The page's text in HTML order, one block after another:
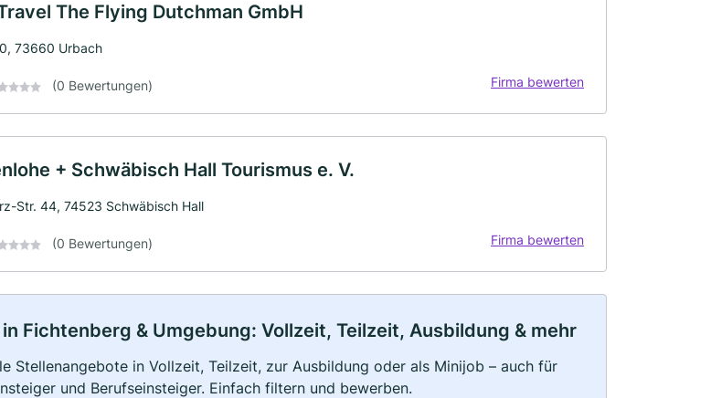
The Flying Dutchman GmbH
73660 Urbach
(0 Bewertungen) Firma bewerten
+ Schwäbisch Hall Tourismus e. V.
Str. 44, 74523 Schwäbisch Hall
(0 Bewertungen) Firma bewerten
Fichtenberg & Umgebung: Vollzeit, Teilzeit, Ausbildung & mehr
Stellenangebote in Vollzeit, Teilzeit, zur Ausbildung oder als Minijob – auch für
und Berufseinsteiger. Einfach filtern und bewerben.